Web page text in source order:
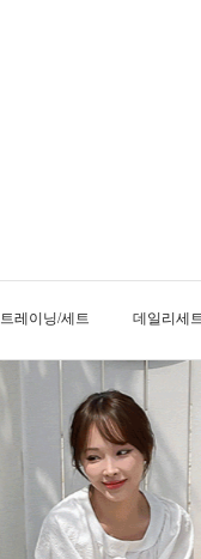
트레이닝/세트 데일리세